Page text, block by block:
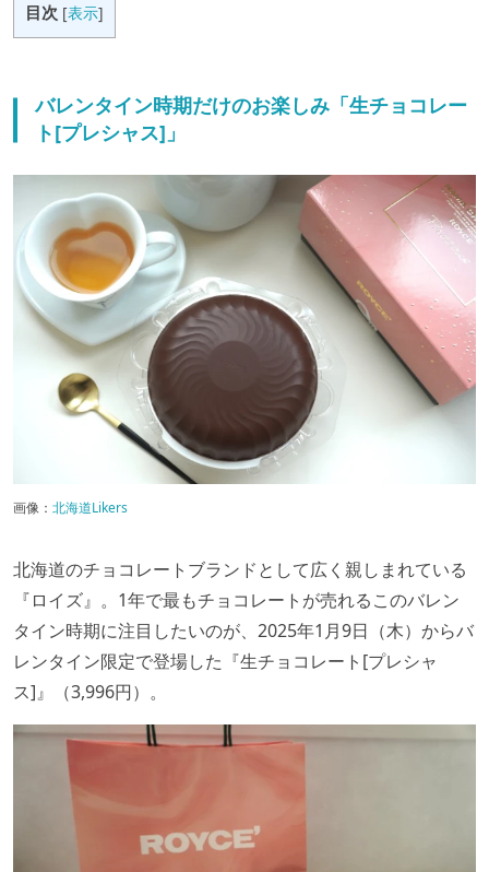
目次 [表示]
バレンタイン時期だけのお楽しみ「生チョコレー
ト[プレシャス]」
画像： 北海道Likers
北海道のチョコレートブランドとして広く親しまれている
『ロイズ』。1年で最もチョコレートが売れるこのバレン
タイン時期に注目したいのが、2025年1月9日（木）からバ
レンタイン限定で登場した『生チョコレート[プレシャ
ス]』（3,996円）。